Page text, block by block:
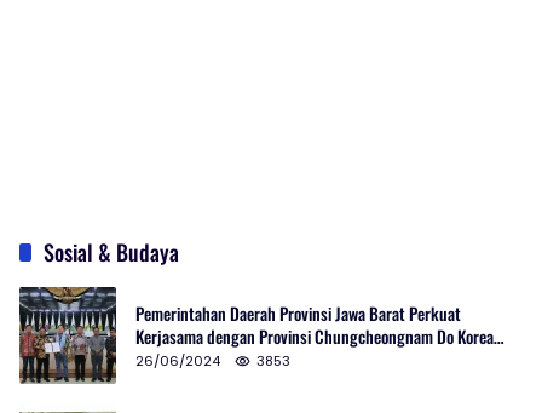
Sosial & Budaya
Pemerintahan Daerah Provinsi Jawa Barat Perkuat
Kerjasama dengan Provinsi Chungcheongnam Do Korea
Selatan
26/06/2024 3853